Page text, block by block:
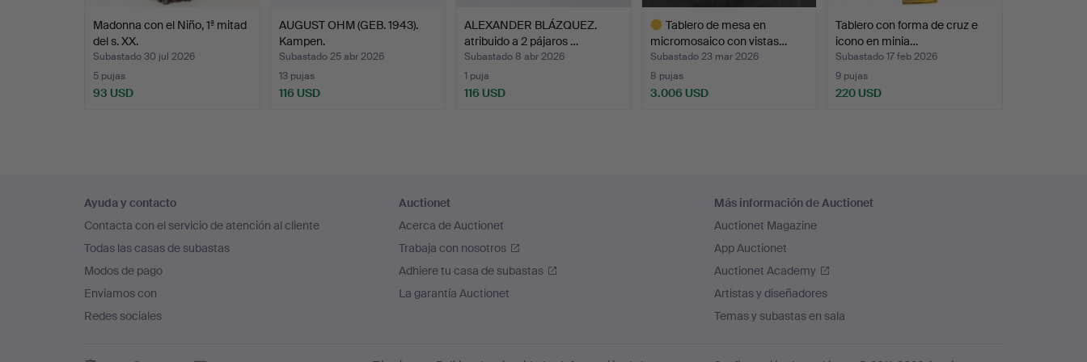
Madonna con el Niño, 1ª mitad
del s. XX.
Subastado 30 jul 2026
5 pujas
93 USD
AUGUST OHM (GEB. 1943).
Kampen.
Subastado 25 abr 2026
13 pujas
116 USD
ALEXANDER BLÁZQUEZ.
atribuido a 2 pájaros …
Subastado 8 abr 2026
1 puja
116 USD
Tablero de mesa en
micromosaico con vistas…
Subastado 23 mar 2026
8 pujas
3.006 USD
Tablero con forma de cruz e
icono en minia…
Subastado 17 feb 2026
9 pujas
220 USD
en
el
pie
de
página
Ayuda y contacto
Contacta con el servicio de atención al cliente
Todas las casas de subastas
Modos de pago
Enviamos con
Redes sociales
Auctionet
Acerca de Auctionet
Trabaja con nosotros
Adhiere tu casa de subastas
La garantía Auctionet
Más información de Auctionet
Auctionet Magazine
App Auctionet
Auctionet Academy
Artistas y diseñadores
Temas y subastas en sala